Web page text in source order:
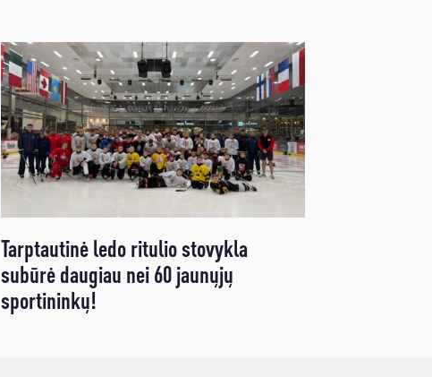
Tarptautinė ledo ritulio stovykla
subūrė daugiau nei 60 jaunųjų
sportininkų!